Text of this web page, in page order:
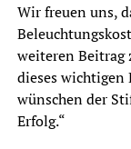
Wir freuen uns,
weiteren Beitrag
dieses wichtigen
wünschen der
Erfolg.“